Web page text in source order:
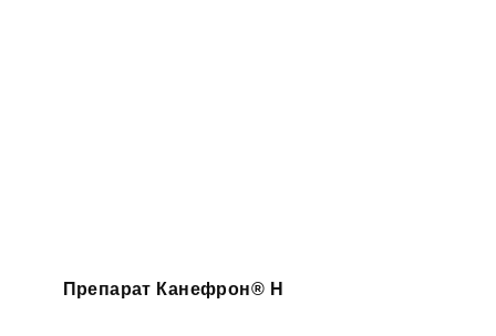
Препарат Канефрон® H